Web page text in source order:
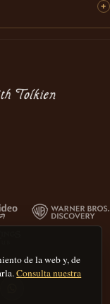
de la web y, de
Consulta nuestra